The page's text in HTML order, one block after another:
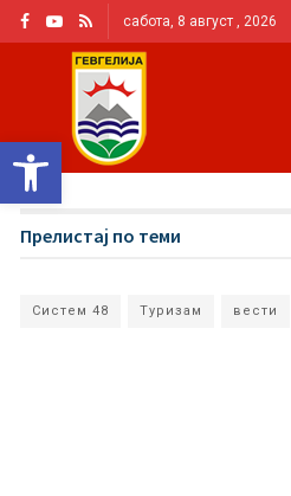
Open toolbar
сабота, 8 август , 2026
Прелистај по теми
Систем 48 Туризам вести